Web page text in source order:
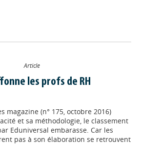
Article
les profs de RH
magazine (n° 175, octobre 2016)
et sa méthodologie, le classement
Eduniversal embarasse. Car les
pas à son élaboration se retrouvent